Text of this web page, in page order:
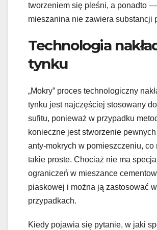
tworzeniem się pleśni, a ponadto —
mieszanina nie zawiera substancji
Technologia
tynku
„Mokry” proces technologiczny
tynku jest najczęściej stosowany
sufitu, ponieważ w przypadku
konieczne jest stworzenie
anty-mokrych w pomieszczeniu, co
takie proste. Chociaż nie ma
ograniczeń w mieszance
piaskowej i można ją zastosować
przypadkach.
Kiedy pojawia się pytanie, w jaki